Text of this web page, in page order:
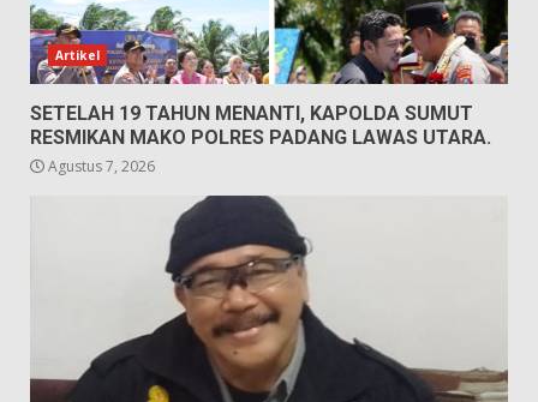
Artikel
SETELAH 19 TAHUN MENANTI, KAPOLDA SUMUT
RESMIKAN MAKO POLRES PADANG LAWAS UTARA.
Agustus 7, 2026